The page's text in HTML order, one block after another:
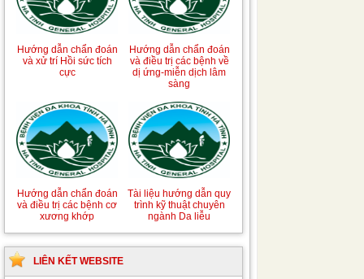
Hướng dẫn chẩn đoán
và xử trí Hồi sức tích
cực
Hướng dẫn chẩn đoán
và điều trị các bệnh về
dị ứng-miễn dịch lâm
sàng
Hướng dẫn chẩn đoán
và điều trị các bệnh cơ
xương khớp
Tài liệu hướng dẫn quy
trình kỹ thuật chuyên
ngành Da liễu
LIÊN KẾT WEBSITE